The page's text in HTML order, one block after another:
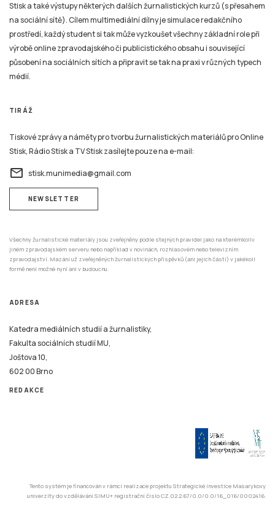
Stisk a také výstupy některých dalších žurnalistických kurzů (s přesahem
na sociální sítě). Cílem multimediální dílny je simulace redakčního
prostředí, každý student si tak může vyzkoušet všechny základní role při
výrobě online zpravodajského či publicistického obsahu i související
působení na sociálních sítích a připravit se tak na praxi v různých typech
médií.
TIRÁŽ
Tiskové zprávy a náměty pro tvorbu žurnalistických materiálů pro Online
Stisk, Rádio Stisk a TV Stisk zasílejte pouze na e-mail:
email stisk.munimedia@gmail.com
NEWSLETTER
Všechny žurnalistické materiály jsou zveřejněny podle stejných pravidel jako na kterémkoliv
jiném zpravodajském serveru nebo například v novinách, rozhlasovém nebo televizním
zpravodajství. Mazání už zveřejněných žurnalistických příspěvků (ani jejich částí) v jakékoli
formě není možné nyní ani v budoucnu.
ADRESA
Katedra mediálních studií a žurnalistiky,
Fakulta sociálních studií MU,
Joštova 10,
602 00 Brno
REDAKCE
Tento systém je financován v rámci realizace projektu Strategické investice Masarykovy
univerzity do vzdělávání SIMU+ registrační číslo CZ.02.2.67/0.0/0.0/16_016/0002416.